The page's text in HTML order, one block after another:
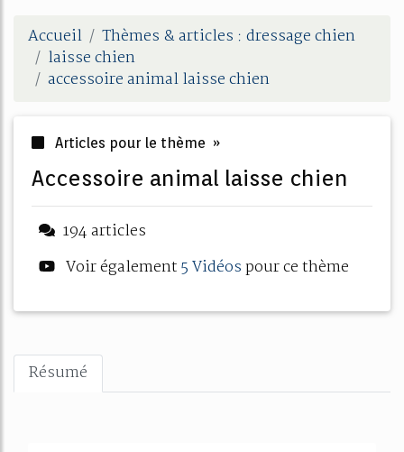
Accueil
Thèmes & articles : dressage chien
laisse chien
accessoire animal laisse chien
Articles pour le thème »
accessoire animal laisse chien
194 articles
Voir également5 Vidéospour ce thème
Résumé